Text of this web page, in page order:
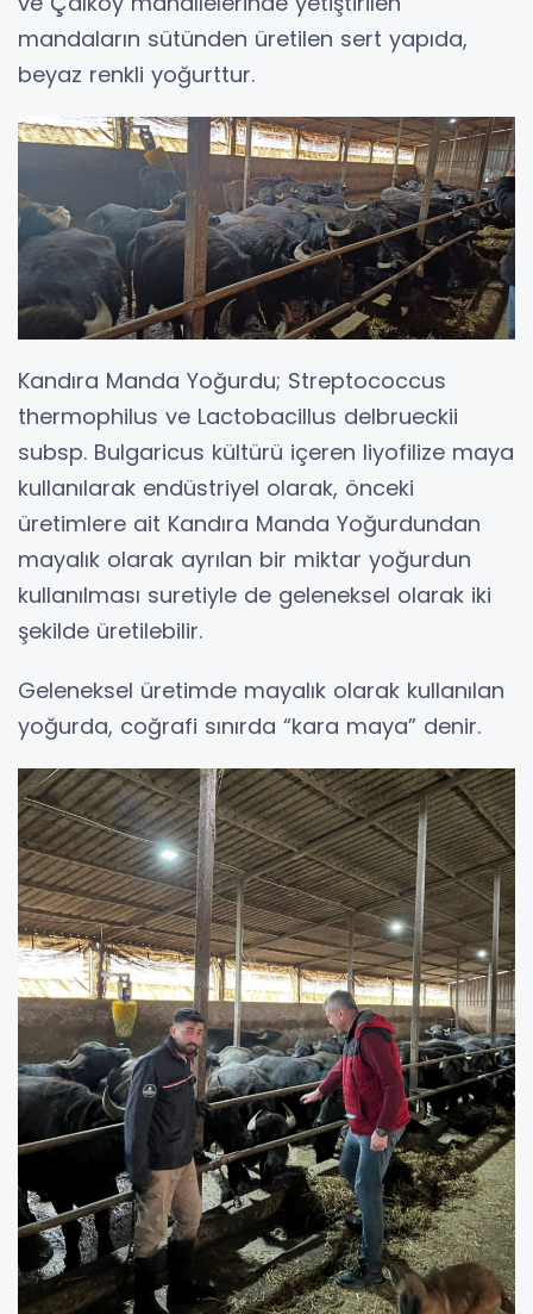
mandaların sütünden üretilen sert yapıda,
beyaz renkli yoğurttur.
Kandıra Manda Yoğurdu; Streptococcus
thermophilus ve Lactobacillus delbrueckii
subsp. Bulgaricus kültürü içeren liyofilize maya
kullanılarak endüstriyel olarak, önceki
üretimlere ait Kandıra Manda Yoğurdundan
mayalık olarak ayrılan bir miktar yoğurdun
kullanılması suretiyle de geleneksel olarak iki
şekilde üretilebilir.
Geleneksel üretimde mayalık olarak kullanılan
yoğurda, coğrafi sınırda “kara maya” denir.